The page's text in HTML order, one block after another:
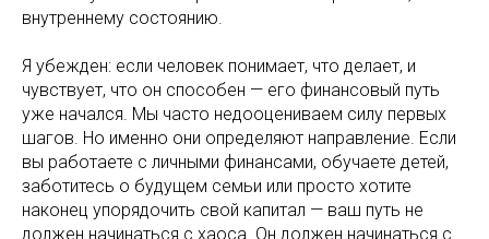
внутреннему состоянию.
Я убежден: если человек понимает, что делает, и
чувствует, что он способен — его финансовый путь
уже начался. Мы часто недооцениваем силу первых
шагов. Но именно они определяют направление. Если
вы работаете с личными финансами, обучаете детей,
заботитесь о будущем семьи или просто хотите
наконец упорядочить свой капитал — ваш путь не
должен начинаться с хаоса. Он должен начинаться с